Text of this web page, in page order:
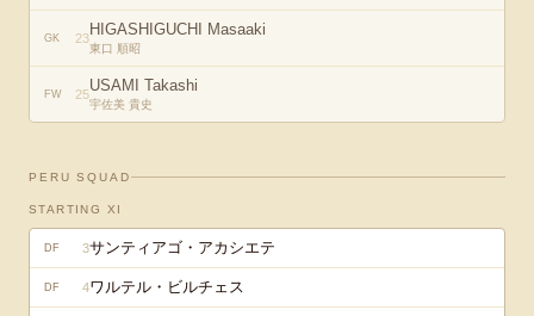
GK 23HIGASHIGUCHI Masaaki
東口 順昭
FW 25USAMI Takashi
宇佐美 貴史
PERU SQUAD
STARTING XI
DF 3サンティアゴ・アカシエテ
DF 4ワルテル・ビルチェス